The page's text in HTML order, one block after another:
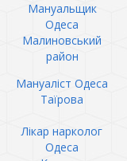
Мануальщик
Одеса
Малиновський
район
Мануаліст Одеса
Таїрова
Лікар нарколог
Одеса